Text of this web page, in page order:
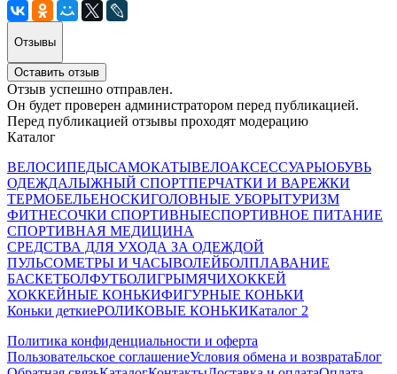
Отзывы
Оставить отзыв
Отзыв успешно отправлен.
Он будет проверен администратором перед публикацией.
Перед публикацией отзывы проходят модерацию
Каталог
ВЕЛОСИПЕДЫСАМОКАТЫВЕЛОАКСЕССУАРЫОБУВЬ
ОДЕЖДАЛЫЖНЫЙ СПОРТПЕРЧАТКИ И ВАРЕЖКИ
ТЕРМОБЕЛЬЕНОСКИГОЛОВНЫЕ УБОРЫТУРИЗМ
ФИТНЕСОЧКИ СПОРТИВНЫЕСПОРТИВНОЕ ПИТАНИЕ
СПОРТИВНАЯ МЕДИЦИНА
СРЕДСТВА ДЛЯ УХОДА ЗА ОДЕЖДОЙ
ПУЛЬСОМЕТРЫ И ЧАСЫВОЛЕЙБОЛПЛАВАНИЕ
БАСКЕТБОЛФУТБОЛИГРЫМЯЧИХОККЕЙ
ХОККЕЙНЫЕ КОНЬКИФИГУРНЫЕ КОНЬКИ
Коньки деткиеРОЛИКОВЫЕ КОНЬКИКаталог 2
Политика конфиденциальности и оферта
Пользовательское соглашениеУсловия обмена и возвратаБлог